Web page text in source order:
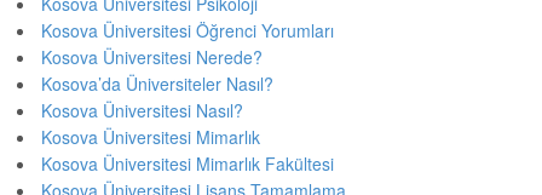
Kosova Üniversitesi Öğrenci Yorumları
Kosova Üniversitesi Nerede?
Kosova’da Üniversiteler Nasıl?
Kosova Üniversitesi Nasıl?
Kosova Üniversitesi Mimarlık
Kosova Üniversitesi Mimarlık Fakültesi
Kosova Üniversitesi Lisans Tamamlama